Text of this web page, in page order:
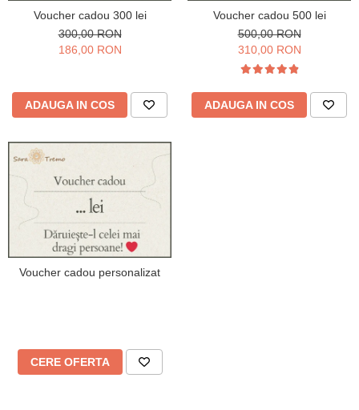
Voucher cadou 300 lei
300,00 RON
186,00 RON
ADAUGA IN COS
Voucher cadou 500 lei
500,00 RON
310,00 RON
ADAUGA IN COS
Voucher cadou personalizat
CERE OFERTA